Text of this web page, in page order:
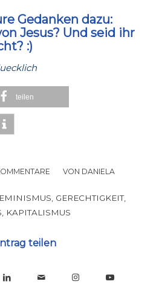
Gedanken dazu:
Jesus? Und seid ihr
:)
teilen
/ VON DANIELA
GERECHTIGKEIT,
KAPITALISMUS
teilen